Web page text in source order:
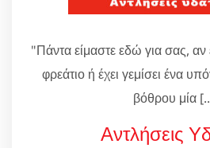
"Πάντα είμαστε εδώ για σας, αν
φρεάτιο ή έχει γεμίσει ένα
βόθρου μία
Αντλήσεις